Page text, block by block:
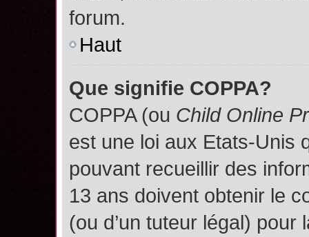
forum.
Haut
Que signifie COPPA?
COPPA (ou Child Online
est une loi aux Etats-Unis
pouvant recueillir des
13 ans doivent obtenir le
(ou d’un tuteur légal)